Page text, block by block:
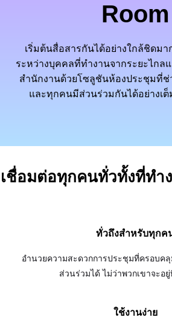
Room
เริ่มต้นสื่อสารกันได้อย่างใกล้ชิดมา
ระหว่างบุคคลที่ทำงานจากระยะไกล
สำนักงานด้วยโซลูชันห้องประชุมที่ช่
และทุกคนมีส่วนร่วมกันได้อย่างเ
เชื่อมต่อทุกคนทั่วทั้งที่ทำ
ทั่วถึงสำหรับทุกค
อำนวยความสะดวกการประชุมที่ครอบค
ส่วนร่วมได้ ไม่ว่าพวกเขาจะอ
ใช้งานง่าย